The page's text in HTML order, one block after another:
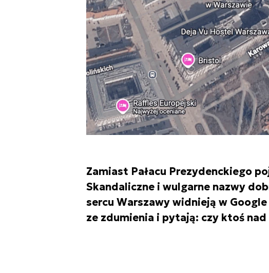
Zamiast Pałacu Prezydenckiego
Skandaliczne i wulgarne nazwy
sercu Warszawy widnieją w
ze zdumienia i pytają: czy ktoś